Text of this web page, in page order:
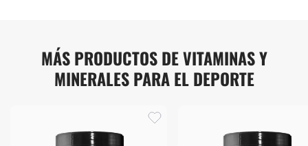
MÁS PRODUCTOS DE VITAMINAS Y
MINERALES PARA EL DEPORTE